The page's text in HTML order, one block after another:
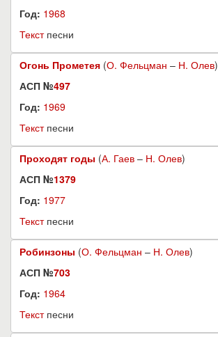
Год: 1968
Текстпесни
Огонь Прометея (О. Фельцман – Н. Олев)
АСП №497
Год: 1969
Текстпесни
Проходят годы (А. Гаев – Н. Олев)
АСП №1379
Год: 1977
Текстпесни
Робинзоны (О. Фельцман – Н. Олев)
АСП №703
Год: 1964
Текстпесни